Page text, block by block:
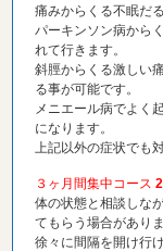
痛みからくる不眠だ
パーキンソン病から
れて行きます。
斜脛からくる激しい
る事が可能です。
メニエール病でよく
になります。
上記以外の症状でも
３ヶ月間集中コース
体の状態と相談しな
てもらう場合があり
徐々に間隔を開け行